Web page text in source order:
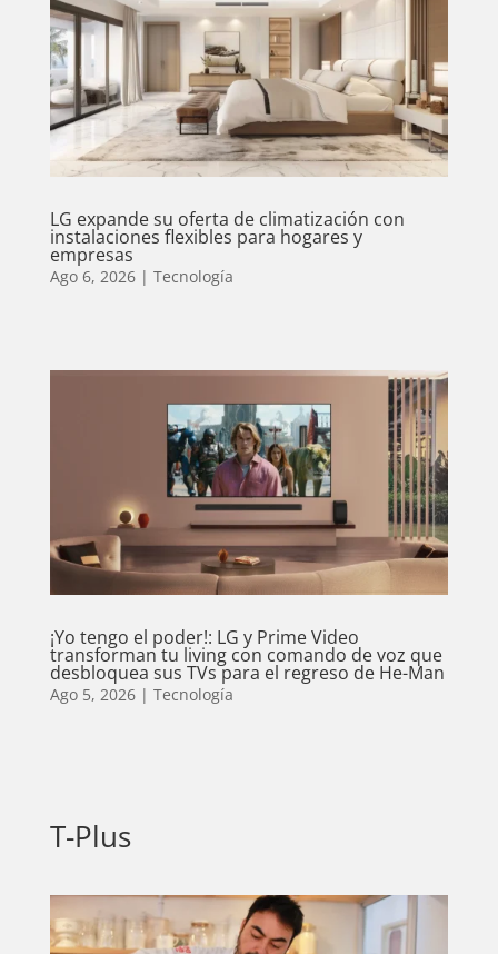
LG expande su oferta de climatización con
instalaciones flexibles para hogares y
empresas
Ago 6, 2026| Tecnología
¡Yo tengo el poder!: LG y Prime Video
transforman tu living con comando de voz que
desbloquea sus TVs para el regreso de He-Man
Ago 5, 2026| Tecnología
T-Plus